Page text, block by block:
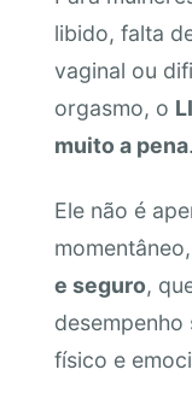
libido, falta
vaginal ou
orgasmo, o
muito a pena.
Ele não é
e seguro,
físico e